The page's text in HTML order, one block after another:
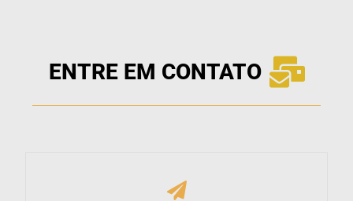
ENTRE EM CONTATO